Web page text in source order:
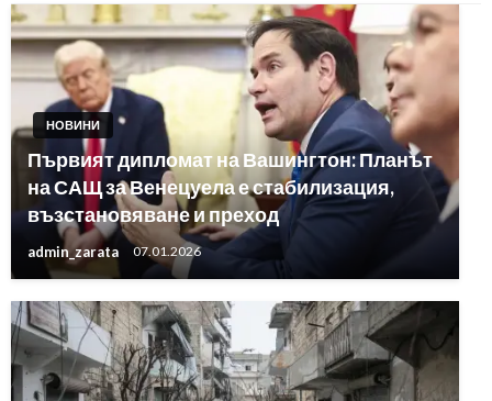
НОВИНИ
Първият дипломат на Вашингтон: Планът
на САЩ за Венецуела е стабилизация,
възстановяване и преход
admin_zarata 07.01.2026